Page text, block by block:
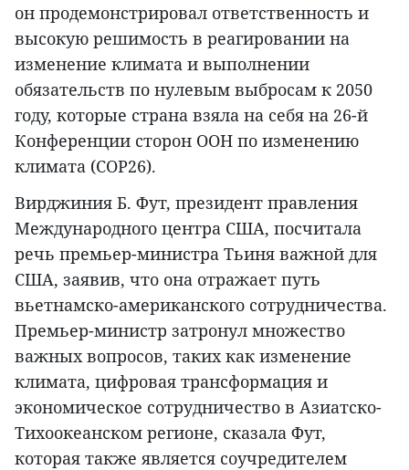
он продемонстрировал ответственность и
высокую решимость в реагировании на
изменение климата и выполнении
обязательств по нулевым выбросам к 2050
году, которые страна взяла на себя на 26-й
Конференции сторон ООН по изменению
климата (COP26).
Вирджиния Б. Фут, президент правления
Международного центра США, посчитала
речь премьер-министра Тьиня важной для
США, заявив, что она отражает путь
вьетнамско-американского сотрудничества.
Премьер-министр затронул множество
важных вопросов, таких как изменение
климата, цифровая трансформация и
экономическое сотрудничество в Азиатско-
Тихоокеанском регионе, сказала Фут,
которая также является соучредителем